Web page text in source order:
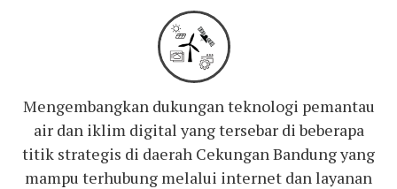
Mengembangkan dukungan teknologi pemantau
air dan iklim digital yang tersebar di beberapa
titik strategis di daerah Cekungan Bandung yang
mampu terhubung melalui internet dan layanan